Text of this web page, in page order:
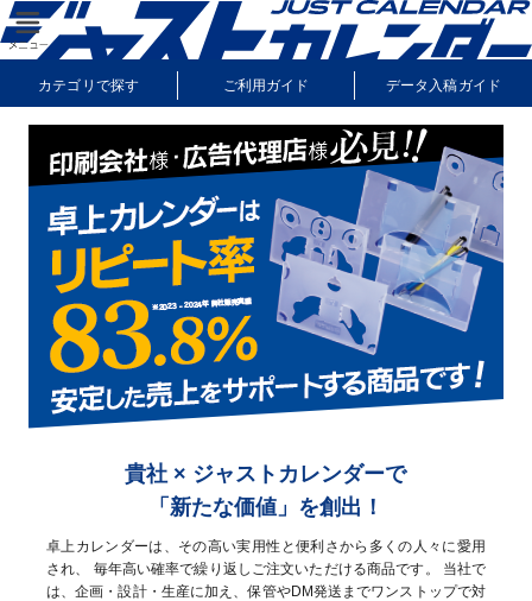
カテゴリで探す ご利用ガイド データ入稿ガイド
納期・送料について よくあるご質問 サンプル請求
貴社 × ジャストカレンダーで
「新たな価値」を創出！
卓上カレンダーは、その高い実用性と便利さから多くの人々に愛用
され、
毎年高い確率で繰り返しご注文いただける商品です。
当社で
は、企画・設計・生産に加え、保管やDM発送までワンストップで対